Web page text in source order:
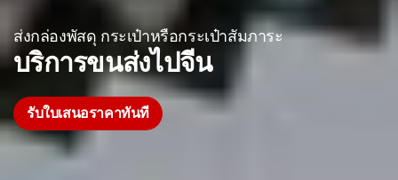
ส่งกล่องพัสดุ กระเป๋าหรือกระเป๋าสัมภาระ
บริการขนส่งไปจีน
รับใบเสนอราคาทันที